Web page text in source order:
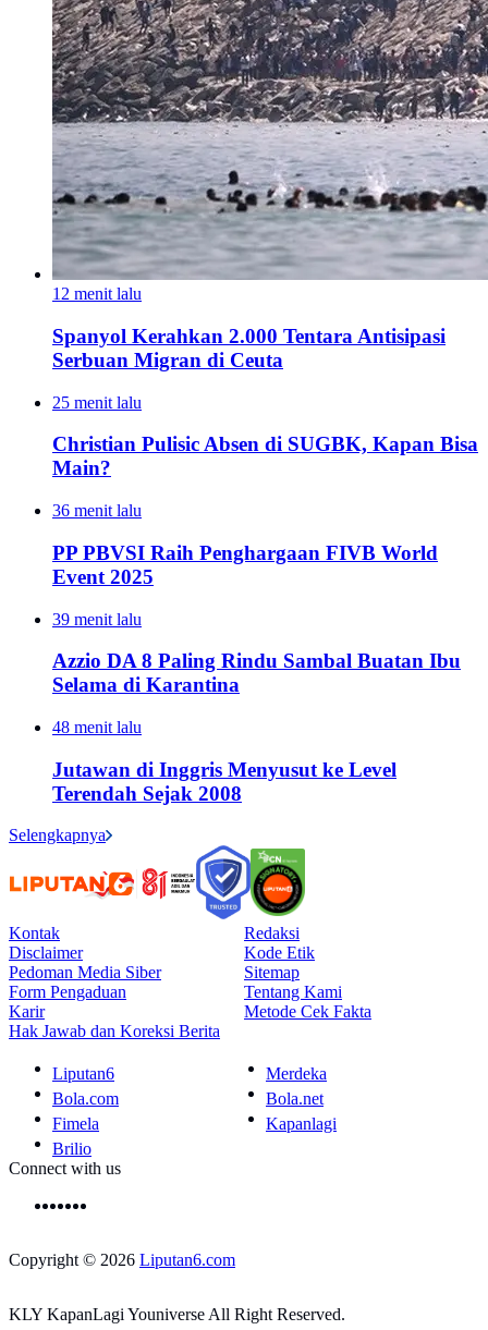
12 menit lalu
Spanyol Kerahkan 2.000 Tentara Antisipasi
Serbuan Migran di Ceuta
25 menit lalu
Christian Pulisic Absen di SUGBK, Kapan Bisa
Main?
36 menit lalu
PP PBVSI Raih Penghargaan FIVB World
Event 2025
39 menit lalu
Azzio DA 8 Paling Rindu Sambal Buatan Ibu
Selama di Karantina
48 menit lalu
Jutawan di Inggris Menyusut ke Level
Terendah Sejak 2008
Selengkapnya
Kontak
Redaksi
Disclaimer
Kode Etik
Pedoman Media Siber
Sitemap
Form Pengaduan
Tentang Kami
Karir
Metode Cek Fakta
Hak Jawab dan Koreksi Berita
Liputan6
Merdeka
Bola.com
Bola.net
Fimela
Kapanlagi
Brilio
Connect with us
Copyright © 2026 Liputan6.com
KLY KapanLagi Youniverse All Right Reserved.